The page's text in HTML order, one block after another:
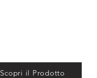
Scopri il Prodotto